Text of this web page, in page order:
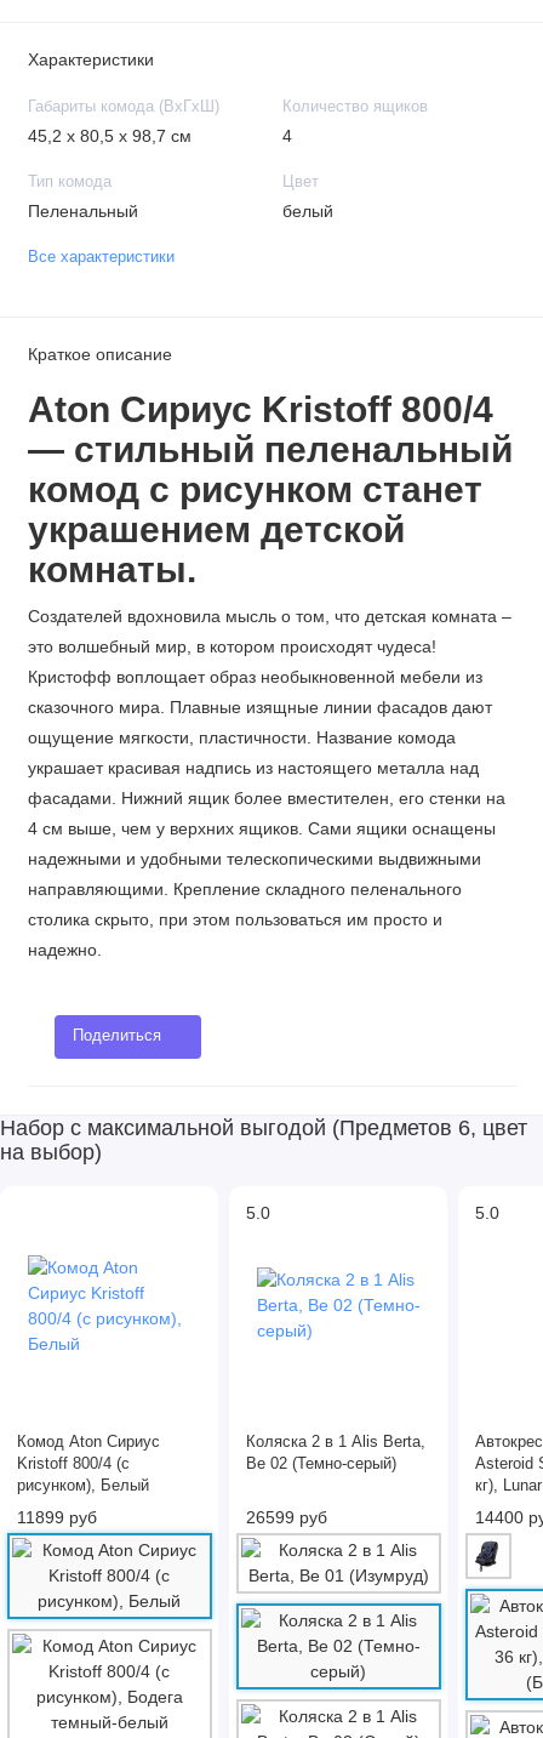
Характеристики
Габариты комода (ВхГхШ)
45,2 х 80,5 х 98,7 см
Количество ящиков
4
Тип комода
Пеленальный
Цвет
белый
Все характеристики
Краткое описание
Аton Сириус Kristoff 800/4
— стильный пеленальный
комод c рисунком станет
украшением детской
комнаты.
Создателей вдохновила мысль о том, что детская комната –
это волшебный мир, в котором происходят чудеса!
Кристофф воплощает образ необыкновенной мебели из
сказочного мира. Плавные изящные линии фасадов дают
ощущение мягкости, пластичности. Название комода
украшает красивая надпись из настоящего металла над
фасадами. Нижний ящик более вместителен, его стенки на
4 см выше, чем у верхних ящиков. Сами ящики оснащены
надежными и удобными телескопическими выдвижными
направляющими. Крепление складного пеленального
столика скрыто, при этом пользоваться им просто и
надежно.
Поделиться
Набор с максимальной выгодой (Предметов 6, цвет
на выбор)
Комод Aton Сириус
Kristoff 800/4 (с
рисунком), Белый
11899 руб
5.0
Коляска 2 в 1 Alis Berta,
Be 02 (Темно-серый)
26599 руб
5.0
Asteroid
кг),
14400